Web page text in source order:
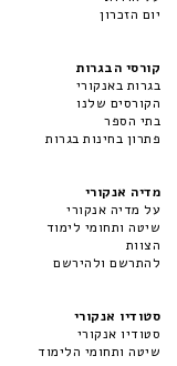
יום הזכרון
קורסי הבגרות
בגרות באנקורי
הקורסים שלנו
בתי הספר
פתרון בחינות בגרות
מדיה אנקורי
על מדיה אנקורי
שיטה ותחומי לימוד
הצוות
להתרשם ולהירשם
סטודיו אנקורי
סטודיו אנקורי
שיטה ותחומי הלימוד